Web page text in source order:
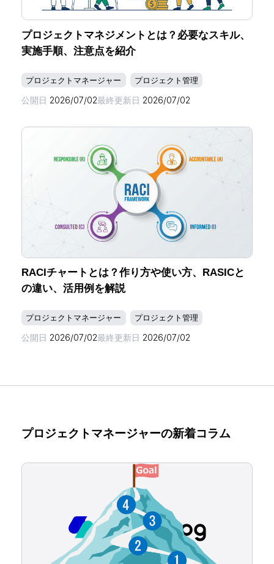
プロジェクトマネジメントとは？必要なスキル、
実施手順、注意点を紹介
プロジェクトマネージャー プロジェクト管理
公開日 2026/07/02最終更新日 2026/07/02
RACIチャートとは？作り方や使い方、RASICと
の違い、活用例を解説
プロジェクトマネージャー プロジェクト管理
公開日 2026/07/02最終更新日 2026/07/02
プロジェクトマネージャーの新着コラム